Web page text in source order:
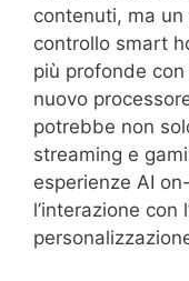
contenuti, ma
controllo smart
più profonde
nuovo
potrebbe non
streaming e
esperienze AI
l’interazione con